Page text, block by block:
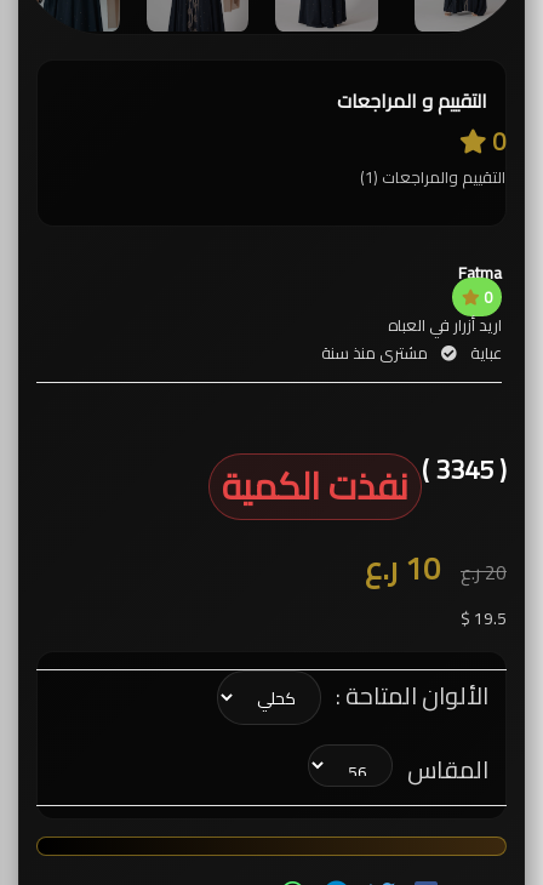
التقييم و المراجعات
0
التقييم والمراجعات (1)
Fatma
0
اريد أزرار في العباه
عباية
مشترى منذ سنة
( 3345 ) نفذت الكمية
20 ر.ع 10 ر.ع
19.5 $
الألوان المتاحة :
المقاس